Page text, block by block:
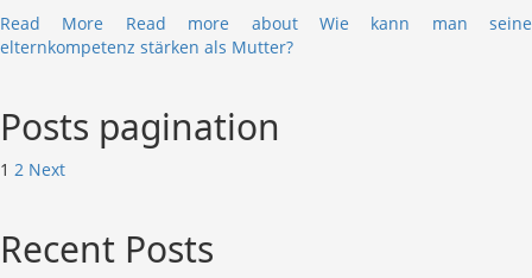
Read More Read more about Wie kann man seine
elternkompetenz stärken als Mutter?
Posts pagination
1 2 Next
Recent Posts